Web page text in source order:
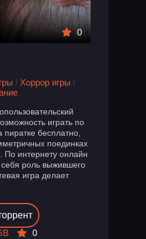
0
/ Хоррор игры /
играть по
пиратке бесплатно,
поединках
По интернету онлайн
себя роль выжившего
игра делает
0